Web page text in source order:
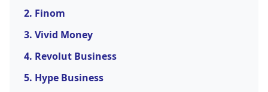
2. Finom
3. Vivid Money
4. Revolut Business
5. Hype Business